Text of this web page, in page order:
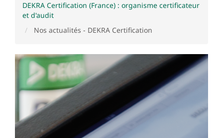
DEKRA Certification (France) : organisme certificateur
et d'audit
Nos actualités - DEKRA Certification